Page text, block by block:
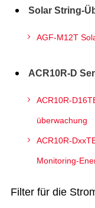
Solar String-
AGF-M12T
ACR10R-D
ACR10R-
überwachung
ACR10R-
Monitoring-
Filter für die